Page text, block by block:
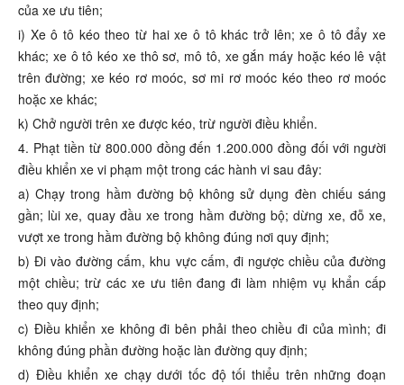
của xe ưu tiên;
i) Xe ô tô kéo theo từ hai xe ô tô khác trở lên; xe ô tô đẩy xe
khác; xe ô tô kéo xe thô sơ, mô tô, xe gắn máy hoặc kéo lê vật
trên đường; xe kéo rơ moóc, sơ mi rơ moóc kéo theo rơ moóc
hoặc xe khác;
k) Chở người trên xe được kéo, trừ người điều khiển.
4. Phạt tiền từ 800.000 đồng đến 1.200.000 đồng đối với người
điều khiển xe vi phạm một trong các hành vi sau đây:
a) Chạy trong hầm đường bộ không sử dụng đèn chiếu sáng
gần; lùi xe, quay đầu xe trong hầm đường bộ; dừng xe, đỗ xe,
vượt xe trong hầm đường bộ không đúng nơi quy định;
b) Đi vào đường cấm, khu vực cấm, đi ngược chiều của đường
một chiều; trừ các xe ưu tiên đang đi làm nhiệm vụ khẩn cấp
theo quy định;
c) Điều khiển xe không đi bên phải theo chiều đi của mình; đi
không đúng phần đường hoặc làn đường quy định;
d) Điều khiển xe chạy dưới tốc độ tối thiểu trên những đoạn